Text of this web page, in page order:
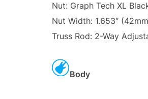
Nut: Graph Tech XL
Nut Width: 1.653″
Truss Rod: 2-Way
Body